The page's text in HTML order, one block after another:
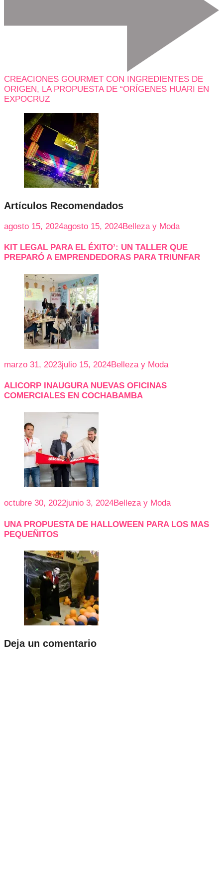
CREACIONES GOURMET CON INGREDIENTES DE
ORIGEN, LA PROPUESTA DE “ORÍGENES HUARI EN
EXPOCRUZ
Artículos Recomendados
agosto 15, 2024agosto 15, 2024Belleza y Moda
KIT LEGAL PARA EL ÉXITO’: UN TALLER QUE
PREPARÓ A EMPRENDEDORAS PARA TRIUNFAR
marzo 31, 2023julio 15, 2024Belleza y Moda
ALICORP INAUGURA NUEVAS OFICINAS
COMERCIALES EN COCHABAMBA
octubre 30, 2022junio 3, 2024Belleza y Moda
UNA PROPUESTA DE HALLOWEEN PARA LOS MAS
PEQUEÑITOS
Deja un comentario